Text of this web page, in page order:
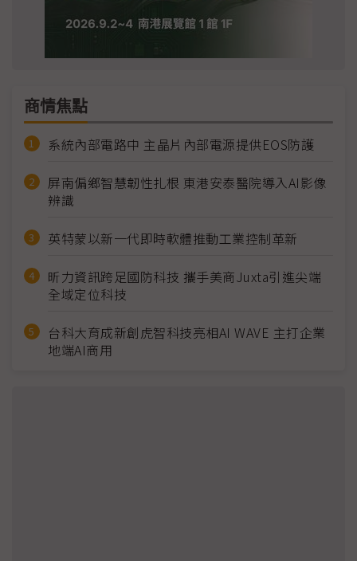
商情焦點
系統內部電路中 主晶片內部電源提供EOS防護
屏南偏鄉智慧韌性扎根 東港安泰醫院導入AI影像
辨識
英特蒙以新一代即時軟體推動工業控制革新
昕力資訊跨足國防科技 攜手美商Juxta引進尖端
全域定位科技
台科大育成新創虎智科技亮相AI WAVE 主打企業
地端AI商用